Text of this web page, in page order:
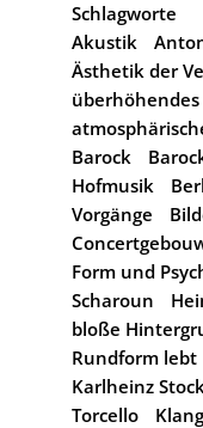
Schlagworte
Akustik
Ästhetik der
Barock
Hofmusik
Vorgänge
Form und
Scharoun
bloße
Rundform lebt
Karlheinz
Torcello